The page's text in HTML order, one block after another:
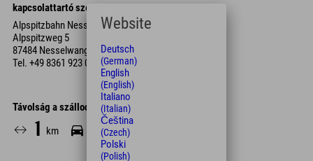
kapcsolattartó személy
Alpspitzbahn Nesselwang
Alpspitzweg 5
87484 Nesselwang
Tel. +49 8361 923 040
Távolság a szállodától
1 km 4 Min.
Website
Deutsch
(German)
English
(English)
Italiano
(Italian)
Čeština
(Czech)
Polski
(Polish)